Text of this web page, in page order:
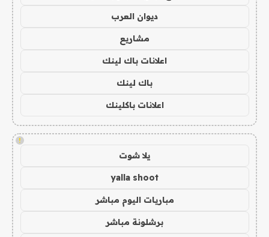
ديوان العرب
مشاريع
اعلانات باك لينك
باك لينك
اعلانات باكلينك
!
يلا شوت
yalla shoot
مباريات اليوم مباشر
برشلونة مباشر